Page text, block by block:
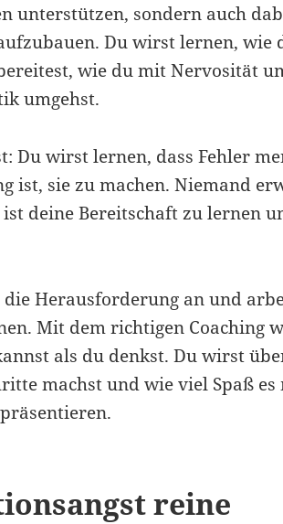
unterstützen, sondern auch
Du wirst lernen, wie
wie du mit Nervosität
umgehst.
Du wirst lernen, dass Fehler
ist, sie zu machen. Niemand
deine Bereitschaft zu lernen
Herausforderung an und
Mit dem richtigen Coaching
als du denkst. Du wirst
machst und wie viel Spaß es
reine